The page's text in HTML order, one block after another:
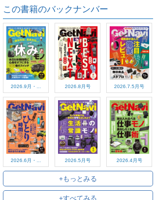
この書籍のバックナンバー
2026.9月・... 2026.8月号 2026.7.5月号
2026.6月・... 2026.5月号 2026.4月号
+もっとみる
+すべてみる